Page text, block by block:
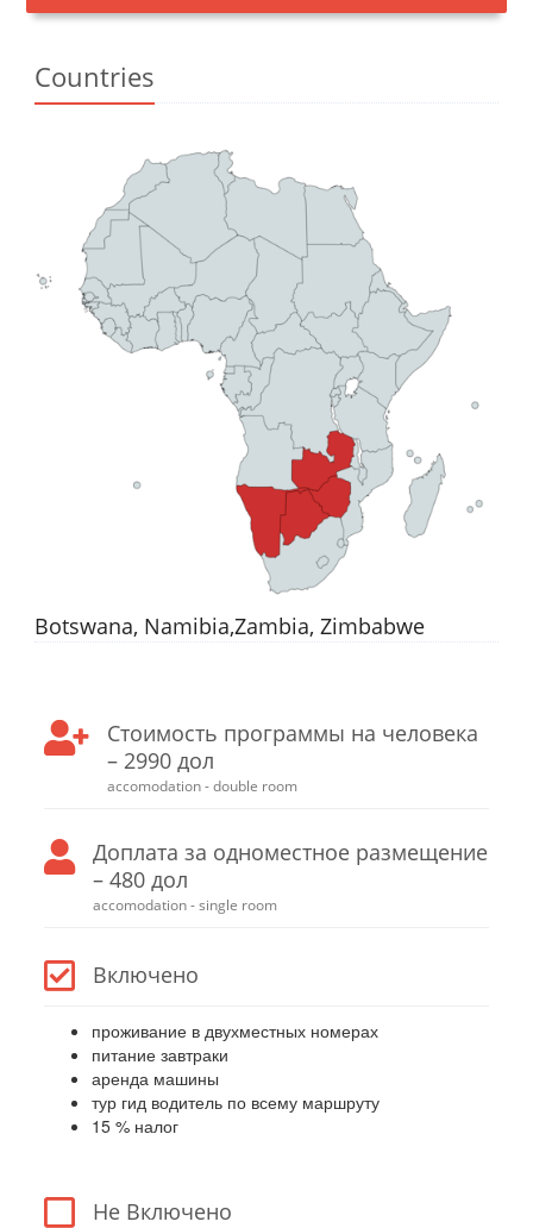
Countries
Botswana, Namibia,Zambia, Zimbabwe
Стоимость программы на человека
– 2990 дол
accomodation - double room
Доплата за одноместное размещение
– 480 дол
accomodation - single room
Включено
проживание в двухместных номерах
питание завтраки
аренда машины
тур гид водитель по всему маршруту
15 % налог
Не Включено